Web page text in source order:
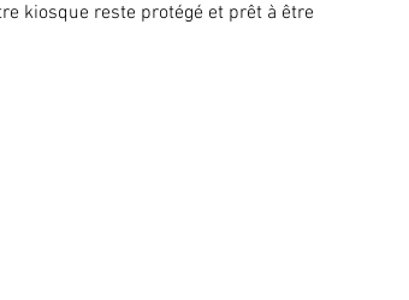
kiosque reste protégé et prêt à être